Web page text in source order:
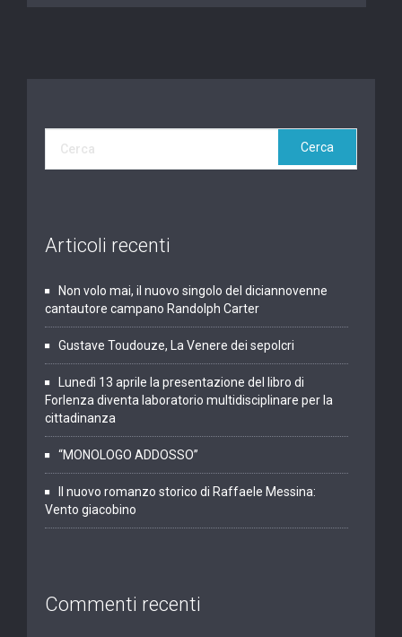
Articoli recenti
Non volo mai, il nuovo singolo del diciannovenne
cantautore campano Randolph Carter
Gustave Toudouze, La Venere dei sepolcri
Lunedì 13 aprile la presentazione del libro di
Forlenza diventa laboratorio multidisciplinare per la
cittadinanza
“MONOLOGO ADDOSSO”
Il nuovo romanzo storico di Raffaele Messina:
Vento giacobino
Commenti recenti